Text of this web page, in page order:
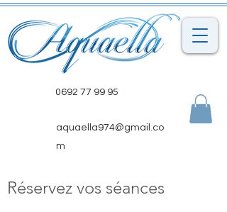
0692 77 99 95
aquaella974@gmail.co
m
Réservez vos séances